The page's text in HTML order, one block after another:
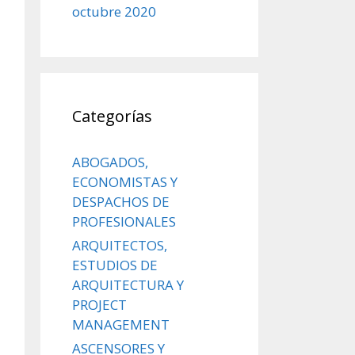
octubre 2020
Categorías
ABOGADOS,
ECONOMISTAS Y
DESPACHOS DE
PROFESIONALES
ARQUITECTOS,
ESTUDIOS DE
ARQUITECTURA Y
PROJECT
MANAGEMENT
ASCENSORES Y